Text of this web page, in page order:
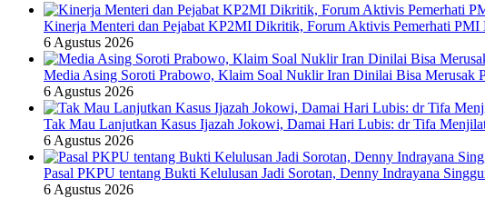
Kinerja Menteri dan Pejabat KP2MI Dikritik, Forum Aktivis Pemerhati PMI
6 Agustus 2026
Media Asing Soroti Prabowo, Klaim Soal Nuklir Iran Dinilai Bisa Merusak
6 Agustus 2026
Tak Mau Lanjutkan Kasus Ijazah Jokowi, Damai Hari Lubis: dr Tifa
6 Agustus 2026
Pasal PKPU tentang Bukti Kelulusan Jadi Sorotan, Denny Indrayana
6 Agustus 2026